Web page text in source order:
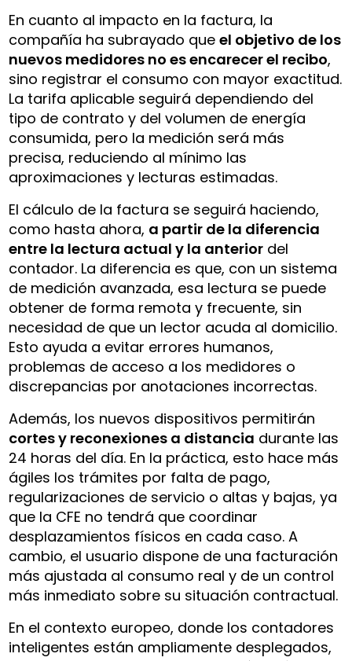
En cuanto al impacto en la factura, la
compañía ha subrayado queel objetivo de los
nuevos medidores no es encarecer el recibo,
sino registrar el consumo con mayor exactitud.
La tarifa aplicable seguirá dependiendo del
tipo de contrato y del volumen de energía
consumida, pero la medición será más
precisa, reduciendo al mínimo las
aproximaciones y lecturas estimadas.
El cálculo de la factura se seguirá haciendo,
como hasta ahora, a partir de la diferencia
entre la lectura actual y la anterior del
contador. La diferencia es que, con un sistema
de medición avanzada, esa lectura se puede
obtener de forma remota y frecuente, sin
necesidad de que un lector acuda al domicilio.
Esto ayuda a evitar errores humanos,
problemas de acceso a los medidores o
discrepancias por anotaciones incorrectas.
Además, los nuevos dispositivos permitirán
cortes y reconexiones a distancia durante las
24 horas del día. En la práctica, esto hace más
ágiles los trámites por falta de pago,
regularizaciones de servicio o altas y bajas, ya
que la CFE no tendrá que coordinar
desplazamientos físicos en cada caso. A
cambio, el usuario dispone de una facturación
más ajustada al consumo real y de un control
más inmediato sobre su situación contractual.
En el contexto europeo, donde los contadores
inteligentes están ampliamente desplegados,